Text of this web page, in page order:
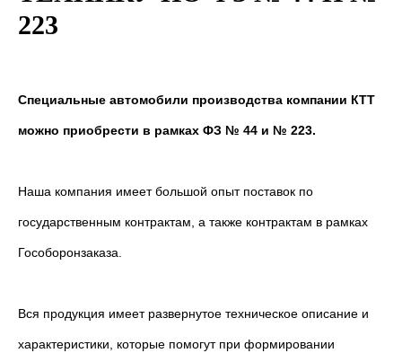
223
Специальные автомобили производства компании КТТ
можно приобрести в рамках ФЗ № 44 и № 223.
Наша компания имеет большой опыт поставок по
государственным контрактам, а также контрактам в рамках
Гособоронзаказа.
Вся продукция имеет развернутое техническое описание и
характеристики, которые помогут при формировании